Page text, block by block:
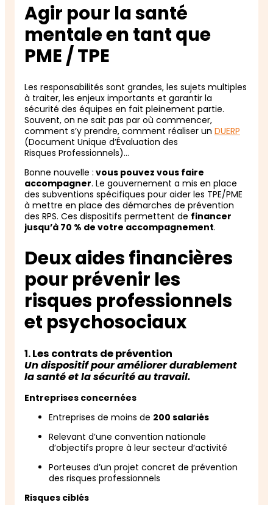
Agir pour la santé
mentale en tant que
PME / TPE
Les responsabilités sont grandes, les sujets multiples
à traiter, les enjeux importants et garantir la
sécurité des équipes en fait pleinement partie.
Souvent, on ne sait pas par où commencer,
comment s’y prendre, comment réaliser un DUERP
(Document Unique d’Évaluation des
Risques Professionnels)…
Bonne nouvelle : vous pouvez vous faire
accompagner. Le gouvernement a mis en place
des subventions spécifiques pour aider les TPE/PME
à mettre en place des démarches de prévention
des RPS. Ces dispositifs permettent de financer
jusqu’à 70 % de votre accompagnement.
Deux aides financières
pour prévenir les
risques professionnels
et psychosociaux
1. Les contrats de prévention
Un dispositif pour améliorer durablement
la santé et la sécurité au travail.
Entreprises concernées
Entreprises de moins de 200 salariés
Relevant d’une convention nationale
d’objectifs propre à leur secteur d’activité
Porteuses d’un projet concret de prévention
des risques professionnels
Risques ciblés